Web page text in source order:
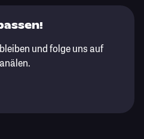
und folge uns auf